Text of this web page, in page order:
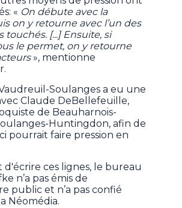
« On débute avec la
on y retourne avec l’un des
[...] Ensuite, si
le permet, on y retourne
», mentionne
Vaudreuil-Soulanges a eu une
Claude DeBellefeuille,
de Beauharnois-
Huntingdon, afin de
pourrait faire pression en
ces lignes, le bureau
n’a pas émis de
public et n’a pas confié
Néomédia.